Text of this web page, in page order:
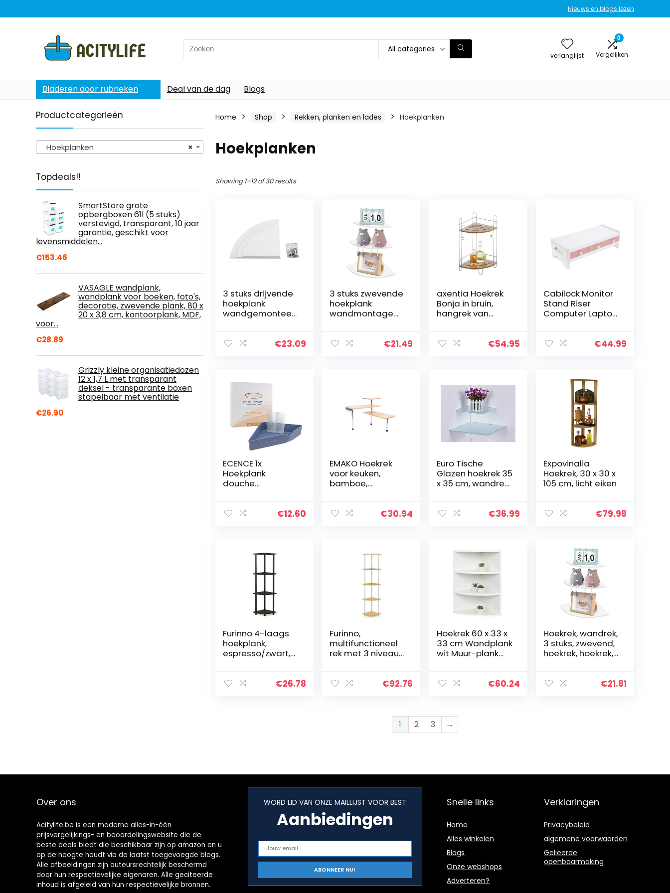
Nieuws en blogs lezen
Search
for:
All categories
verlanglijst
0
Vergelijken
Bladeren door rubrieken Deal van de dag Blogs
Productcategorieën
×
Hoekplanken
Topdeals!!
SmartStore grote
opbergboxen 61l (5 stuks)
verstevigd, transparant, 10 jaar
garantie, geschikt voor
levensmiddelen…
€153.46
VASAGLE wandplank,
wandplank voor boeken, foto's,
decoratie, zwevende plank, 80 x
20 x 3,8 cm, kantoorplank, MDF,
voor…
€28.89
Grizzly kleine organisatiedozen
12 x 1,7 L met transparant
deksel - transparante boxen
stapelbaar met ventilatie
€26.90
Home Shop Rekken, planken en lades Hoekplanken
Hoekplanken
Showing 1–12 of 30 results
3 stuks drijvende
hoekplank
wandgemonteer
meubelen
wit
€23.09
3 stuks zwevende
hoekplank
wandmontage
kantoor
€21.49
axentia Hoekrek
Bonja in bruin,
hangrek van
verchroomd €54.95
Cabilock Monitor
Stand Riser
Computer Laptop
Scherm Riser met
€44.99
ECENCE 1x
Hoekplank
douche
ABS-kunststof
scheermesje…
€12.60
EMAKO Hoekrek
voor keuken,
bamboe,
niveaus en 4€30.94
Euro Tische
Glazen hoekrek 35
x 35 cm, wandrek
badkamer,
€36.99
Expovinalia
Hoekrek, 30 x 30 x
105 cm, licht eiken
€79.98
Furinno 4-laags
hoekplank,
espresso/zwart,
€26.78
Furinno,
multifunctioneel
rek met 3 niveaus
beuken/wit.
€92.76
Hoekrek 60 x 33 x
33 cm Wandplank
wit Muur-plank
WM053-WM
€60.24
Hoekrek, wandrek,
3 stuks, zwevend,
hoekrek, hoekrek,
boeken, hoekrek,
€21.81
1 2 3 →
Over ons
Acitylife.be is een moderne alles-in-één
prijsvergelijkings- en beoordelingswebsite die de
beste deals biedt die beschikbaar zijn op amazon en u
op de hoogte houdt via de laatst toegevoegde blogs.
Alle afbeeldingen zijn auteursrechtelijk beschermd
door hun respectievelijke eigenaren. Alle geciteerde
inhoud is afgeleid van hun respectievelijke bronnen.
WORD LID VAN ONZE MAILLIJST VOOR BEST
Aanbiedingen
Snelle links
Home
Alles winkelen
Blogs
Onze webshops
Adverteren?
Verklaringen
Privacybeleid
algemene voorwaarden
Gelieerde
openbaarmaking